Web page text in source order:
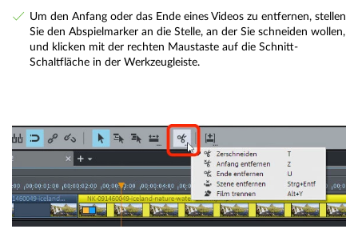
Um den Anfang oder das Ende eines Videos zu entfernen, stellen
Sie den Abspielmarker an die Stelle, an der Sie schneiden wollen,
und klicken mit der rechten Maustaste auf die Schnitt-
Schaltfläche in der Werkzeugleiste.